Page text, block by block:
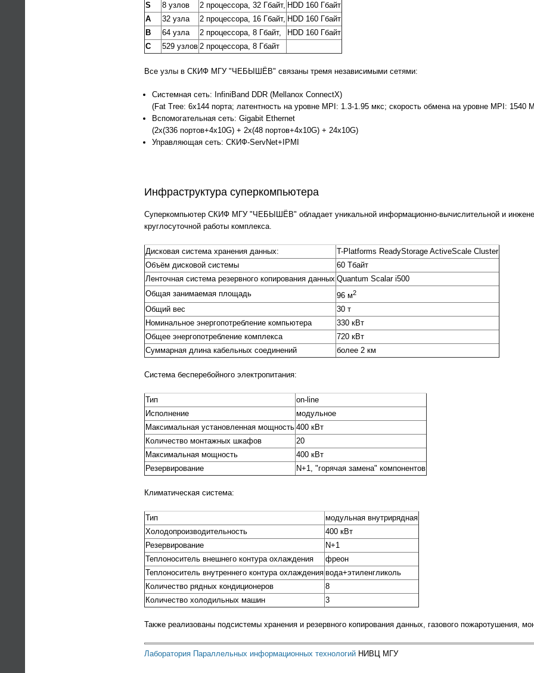
S 8 узлов 2 процессора, 32 Гбайт, HDD 160 Гбайт
A
32 узла 2 процессора, 16 Гбайт, HDD 160 Гбайт
B
64 узла 2 процессора, 8 Гбайт,
HDD 160 Гбайт
C
529 узлов 2 процессора, 8 Гбайт
Все узлы в СКИФ МГУ "ЧЕБЫШЁВ" связаны тремя независимыми сетями:
Системная сеть: InfiniBand DDR (Mellanox ConnectX)
(Fat Tree: 6x144 порта; латентность на уровне MPI: 1.3-1.95 мкс; скорость обмена на уровне MPI: 1540
Вспомогательная сеть: Gigabit Ethernet
(2x(336 портов+4x10G) + 2x(48 портов+4x10G) + 24x10G)
Управляющая сеть: СКИФ-ServNet+IPMI
Инфраструктура суперкомпьютера
Суперкомпьютер СКИФ МГУ "ЧЕБЫШЁВ" обладает уникальной информационно-вычислительной и
круглосуточной работы комплекса.
Дисковая система хранения данных:
T-Platforms ReadyStorage ActiveScale Cluster
Объём дисковой системы
60 Тбайт
Ленточная система резервного копирования данных Quantum Scalar i500
Общая занимаемая площадь
96 м2
Общий вес
30 т
Номинальное энергопотребление компьютера
330 кВт
Общее энергопотребление комплекса
720 кВт
Суммарная длина кабельных соединений
более 2 км
Система бесперебойного электропитания:
Тип
on-line
Исполнение
модульное
Максимальная установленная мощность 400 кВт
Количество монтажных шкафов
20
Максимальная мощность
400 кВт
Резервирование
N+1, "горячая замена" компонентов
Климатическая система:
Тип
модульная внутрирядная
Холодопроизводительность
400 кВт
Резервирование
N+1
Теплоноситель внешнего контура охлаждения
фреон
Теплоноситель внутреннего контура охлаждения вода+этиленгликоль
Количество рядных кондиционеров
8
Количество холодильных машин
3
Также реализованы подсистемы хранения и резервного копирования данных, газового пожаротушения,
Лаборатория Параллельных информационных технологий НИВЦ МГУ